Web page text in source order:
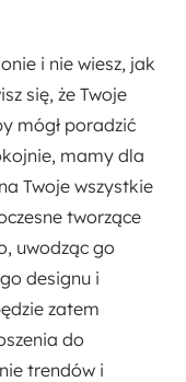
i nie wiesz, jak
się, że Twoje
mógł poradzić
mamy dla
Twoje wszystkie
tworzące
uwodząc go
designu i
zatem
do
trendów i